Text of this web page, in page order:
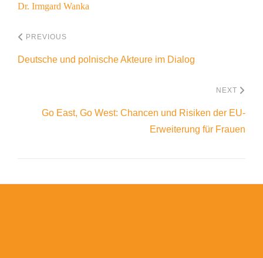
Dr. Irmgard Wanka
PREVIOUS
Deutsche und polnische Akteure im Dialog
NEXT
Go East, Go West: Chancen und Risiken der EU-
Erweiterung für Frauen